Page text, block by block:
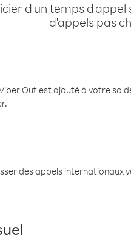
d'un temps
d'appels pas
Out est ajouté à votre
des appels internationaux